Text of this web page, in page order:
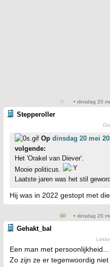
• dinsdag 20
Stepperoller
Op dinsdag 20 mei
volgende:
Het 'Orakel van Diever'.
Mooie politicus.
Laatste jaren was het stil
Hij was in 2022 gestopt met
• dinsdag 20
Gehakt_bal
Een man met persoonlijkheid...
Zo zijn ze er tegenwoordig niet